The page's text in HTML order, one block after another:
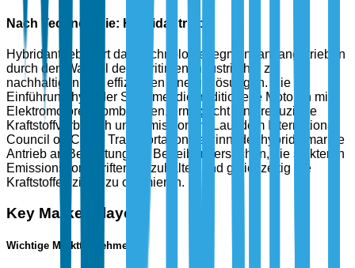
Nach Technologie: Hybridantrieb
Hybridantrieb führt das Technologiesegment an, angetrieben
durch den Wandel der maritimen Industrie hin zu
nachhaltigen und effizienten Energielösungen. Die
Einführung hybrider Systeme, die traditionelle Motoren mit
Elektromotoren kombinieren, ermöglicht eine reduzierte
Kraftstoffverbrauch und Emissionen. Laut dem International
Council on Clean Transportation gewinnt der hybride marine
Antrieb an Bedeutung, da Betreiber versuchen, die strikteren
Emissionsvorschriften einzuhalten und gleichzeitig die
Kraftstoffeffizienz zu optimieren.
Key Market Players
Wichtige Marktteilnehmer